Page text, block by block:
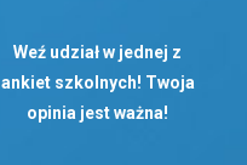
Weź udział w jednej z
ankiet szkolnych! Twoja
opinia jest ważna!